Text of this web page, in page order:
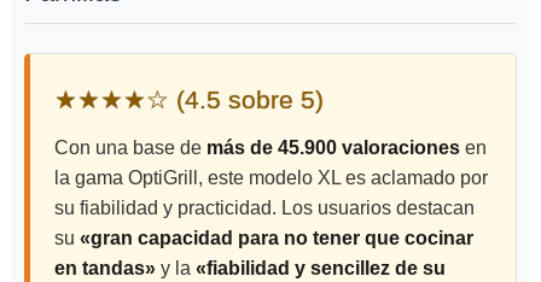
★★★★☆ (4.5 sobre 5)
Con una base de más de 45.900 valoraciones en
la gama OptiGrill, este modelo XL es aclamado por
su fiabilidad y practicidad. Los usuarios destacan
su «gran capacidad para no tener que cocinar
en tandas» y la «fiabilidad y sencillez de su